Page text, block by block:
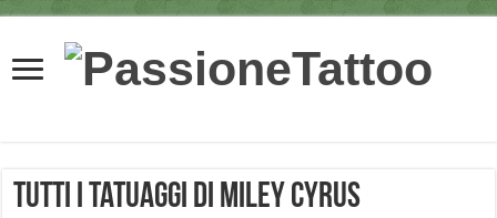
Tutti i tatuaggi di Miley Cyrus